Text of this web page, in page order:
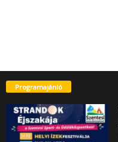
Programajánló